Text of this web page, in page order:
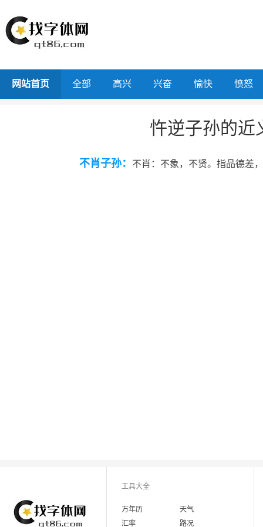
网站首页 全部 高兴 兴奋 愉快 愤怒
忤逆子孙的近
不肖子孙： 不肖：不象，不贤。指品德差
工具大全
万年历
天气
汇率
路况